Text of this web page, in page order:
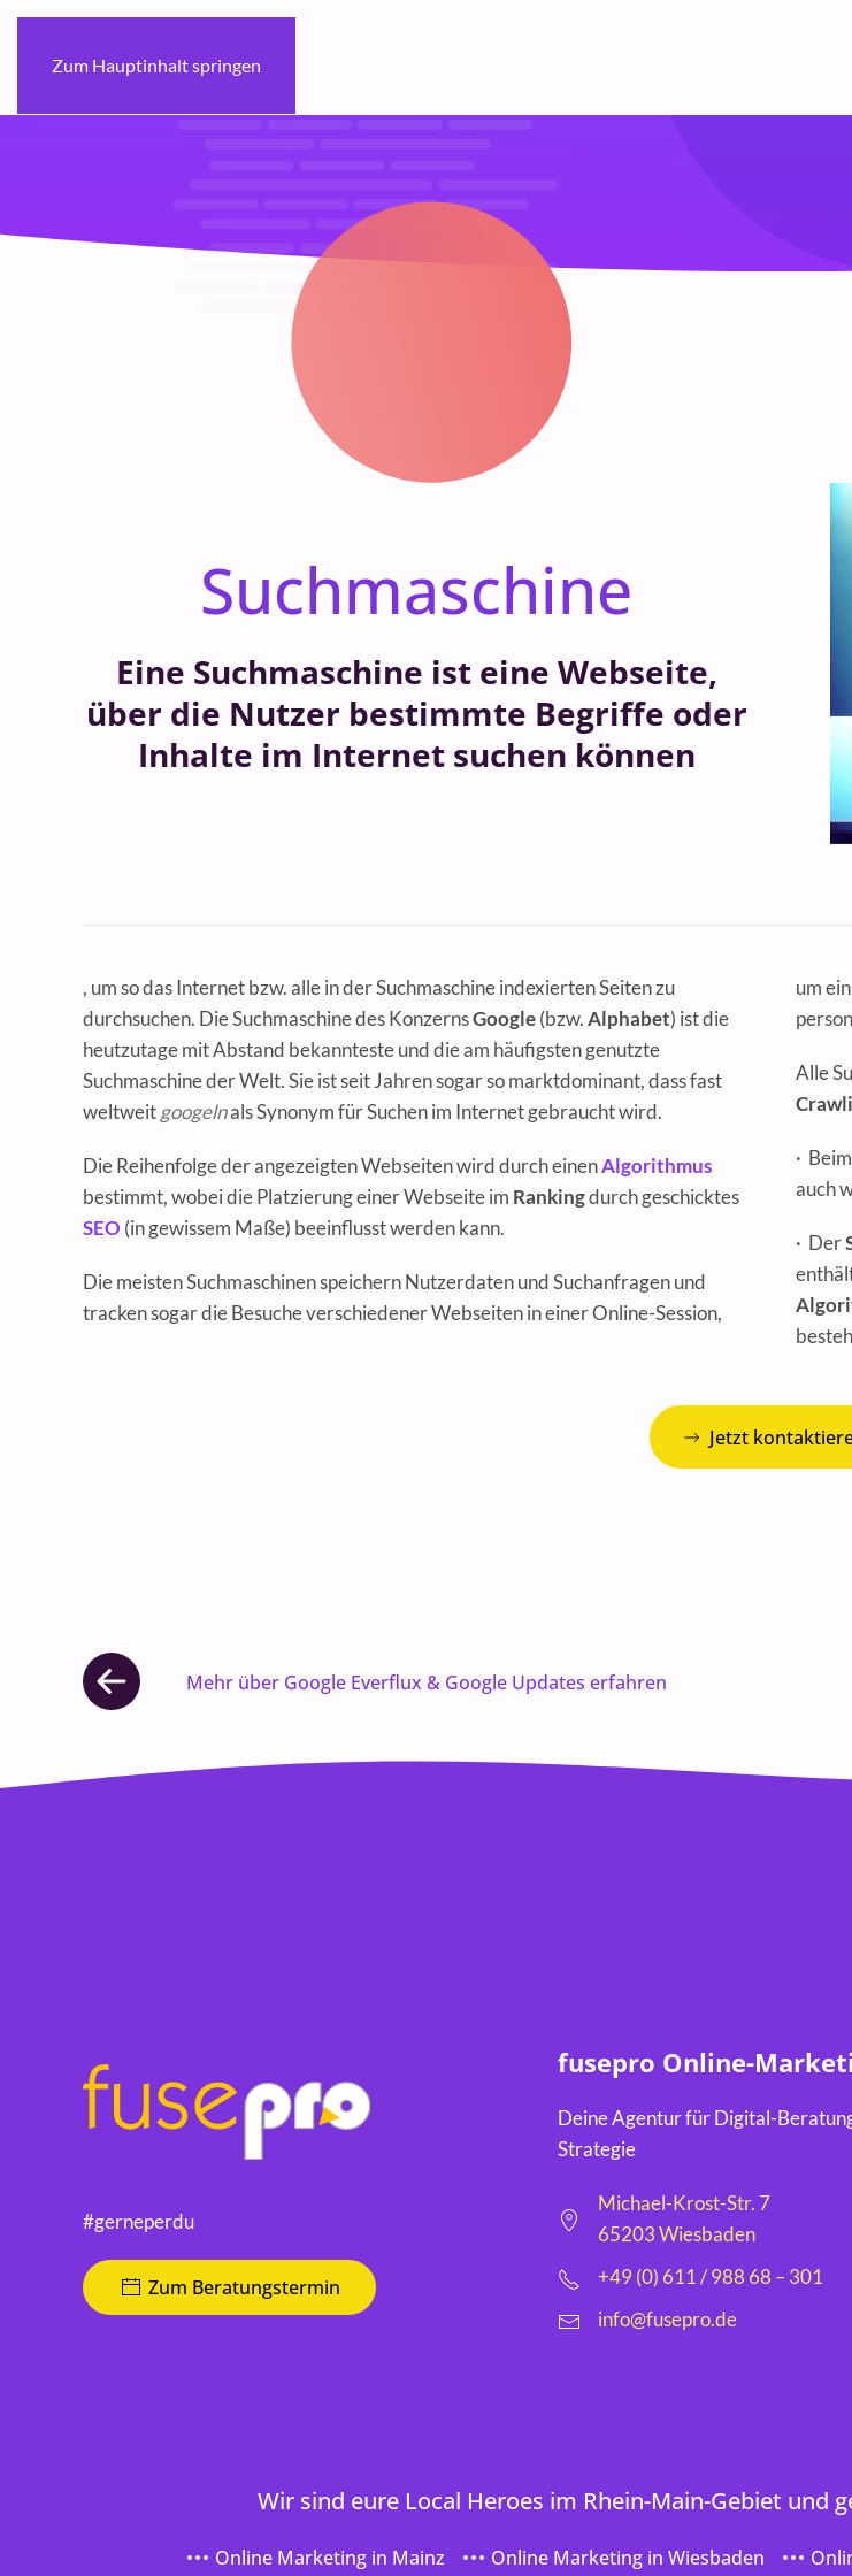
Zum Hauptinhalt springen
Suchmaschine
Eine Suchmaschine ist eine Webseite,
über die Nutzer bestimmte Begriffe oder
Inhalte im Internet suchen können
, um so das Internet bzw. alle in der Suchmaschine indexierten Seiten zu
durchsuchen. Die Suchmaschine des KonzernsGoogle(bzw.Alphabet) ist die
heutzutage mit Abstand bekannteste und die am häufigsten genutzte
Suchmaschine der Welt. Sie ist seit Jahren sogar so marktdominant, dass fast
weltweitgoogelnals Synonym für Suchen im Internet gebraucht wird.
Die Reihenfolge der angezeigten Webseiten wird durch einenAlgorithmus
bestimmt, wobei die Platzierung einer Webseite im Rankingdurch geschicktes
SEO (in gewissem Maße) beeinflusst werden kann.
Die meisten Suchmaschinen speichern Nutzerdaten und Suchanfragen und
tracken sogar die Besuche verschiedener Webseiten in einer Online-Session,
um ein
Alle
· Beim
auch
· Der
Jetzt
Mehr über Google Everflux & Google Updates erfahren
#gerneperdu
Zum Beratungstermin
fusepro Online-
Deine Agentur für Digital-
Strategie
Michael-Krost-Str. 7
65203 Wiesbaden
+49 (0) 611 / 988 68 – 301
info@fusepro.de
Wir sind eure Local Heroes im Rhein-Main-Gebiet und
Online Marketing in Mainz Online Marketing in Wiesbaden